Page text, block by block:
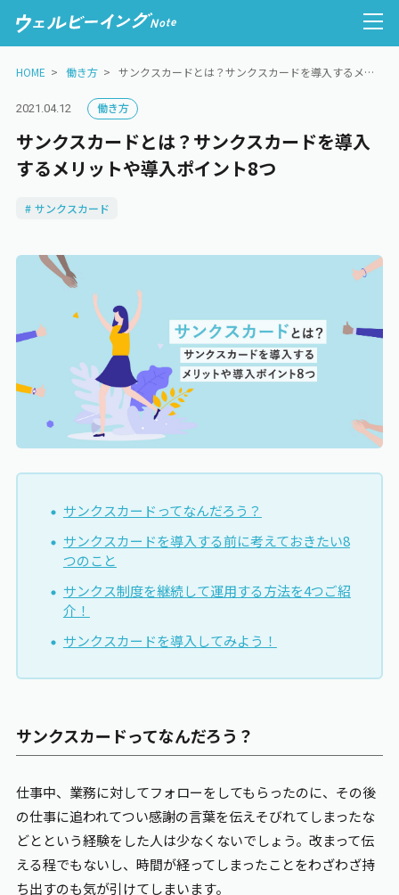
人的資本経営
心理的安全性
働き方
エンゲージメント
お役立ち資料
HOME 働き方 サンクスカードとは？サンクスカードを導入するメリットや導入ポイント8つ
2021.04.12 働き方
サンクスカードとは？サンクスカードを導入
するメリットや導入ポイント8つ
サンクスカード
サンクスカードってなんだろう？
サンクスカードを導入する前に考えておきたい8
つのこと
サンクス制度を継続して運用する方法を4つご紹
介！
サンクスカードを導入してみよう！
サンクスカードってなんだろう？
仕事中、業務に対してフォローをしてもらったのに、その後
の仕事に追われてつい感謝の言葉を伝えそびれてしまったな
どとという経験をした人は少なくないでしょう。改まって伝
える程でもないし、時間が経ってしまったことをわざわざ持
ち出すのも気が引けてしまいます。